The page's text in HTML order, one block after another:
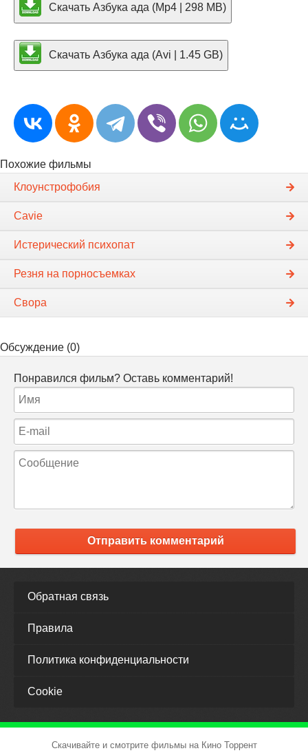
Скачать Азбука ада (Mp4 | 298 MB)
Скачать Азбука ада (Avi | 1.45 GB)
Похожие фильмы
Клоунстрофобия
Cavie
Истерический психопат
Резня на порносъемках
Свора
Обсуждение (0)
Понравился фильм? Оставь комментарий!
Отправить комментарий
Обратная связь
Правила
Политика конфиденциальности
Cookie
Скачивайте и смотрите фильмы на Кино Торрент